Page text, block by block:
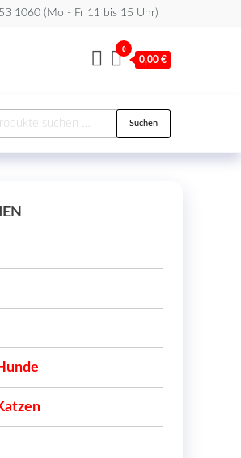
1060 (Mo - Fr 11 bis 15 Uhr)
0
0,00 €
Suchen